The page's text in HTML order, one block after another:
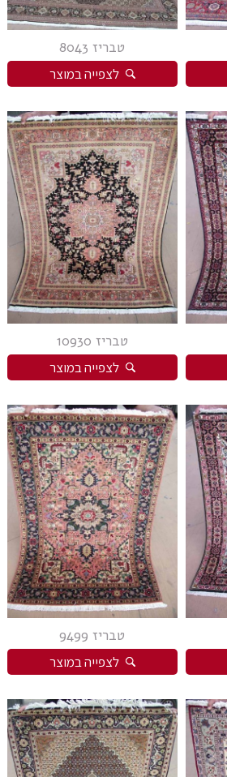
מצא שטיח
טבריז 8043
לצפייה במוצר
טבריז 10930
לצפייה במוצר
טבריז 9499
לצפייה במוצר